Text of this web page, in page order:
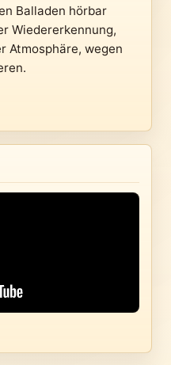
Balladen hörbar
Wiedererkennung,
Atmosphäre, wegen